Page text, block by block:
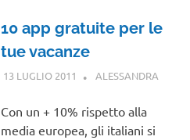
10 app gratuite per le
tue vacanze
13 LUGLIO 2011 ALESSANDRA
Con un + 10% rispetto alla
media europea, gli italiani si